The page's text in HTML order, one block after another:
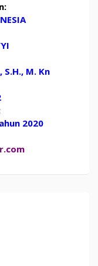
S.H., M. Kn
2020